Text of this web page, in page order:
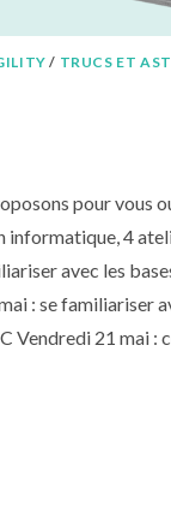
/ TRUCS ET
pour vous
informatique, 4
avec les
: se familiariser
Vendredi 21 mai :